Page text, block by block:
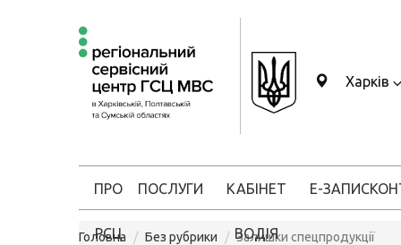
Харків
ПРО
РСЦ
ПОСЛУГИ КАБІНЕТ
ВОДІЯ
Е-ЗАПИС
Головна Без рубрики Залишки спецпродукції